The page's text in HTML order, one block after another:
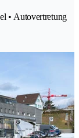
• Autovertretung